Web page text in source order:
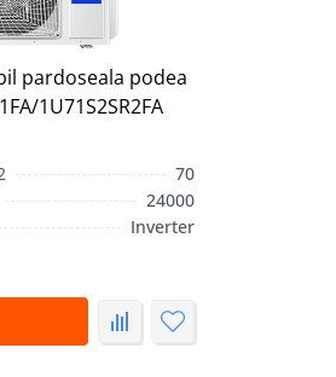
pardoseala podea
1U71S2SR2FA
70
24000
Inverter